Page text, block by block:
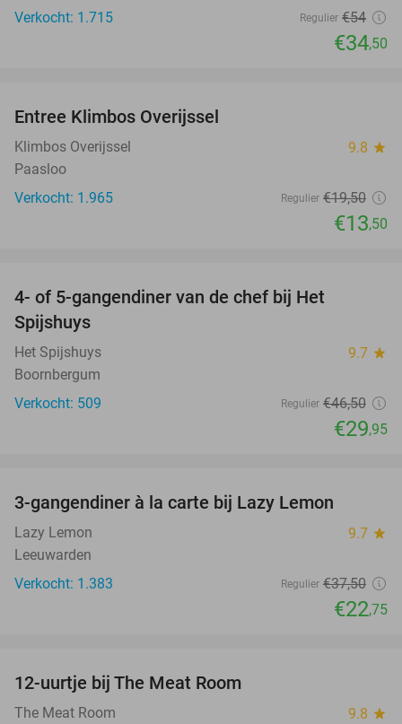
Verkocht: 1.715 Regulier €54
€34,50
Entree Klimbos Overijssel
Klimbos Overijssel 9.8 star
Paasloo
Verkocht: 1.965
Regulier €19,50
€13,50
4- of 5-gangendiner van de chef bij Het
Spijshuys
Het Spijshuys 9.7 star
Boornbergum
Verkocht: 509
Regulier €46,50
€29,95
3-gangendiner à la carte bij Lazy Lemon
Lazy Lemon 9.7 star
Leeuwarden
Verkocht: 1.383
Regulier €37,50
€22,75
12-uurtje bij The Meat Room
The Meat Room 9.8 star